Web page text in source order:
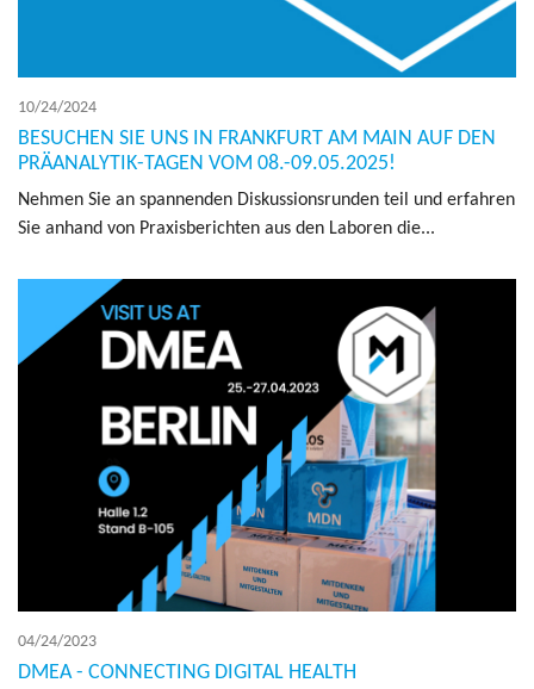
10/24/2024
BESUCHEN SIE UNS IN FRANKFURT AM MAIN AUF DEN
PRÄANALYTIK-TAGEN VOM 08.-09.05.2025!
Nehmen Sie an span­nen­den Diskus­sion­srun­den teil und er­fahren
Sie an­hand von Prax­is­berichten aus den La­boren die...
04/24/2023
DMEA - CONNECTING DIGITAL HEALTH